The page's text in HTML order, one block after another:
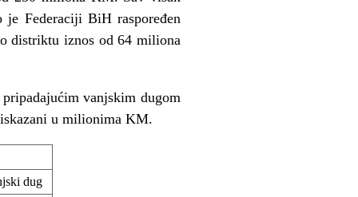
Federaciji BiH raspoređen
distriktu iznos od 64 miliona
vanjskim dugom
u milionima KM.
dug